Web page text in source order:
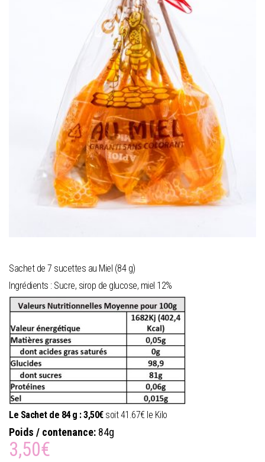
Sachet de 7 sucettes au Miel (84 g)
Ingrédients : Sucre, sirop de glucose, miel 12%
Le Sachet de 84 g : 3,50€soit 41.67€ le Kilo
Poids / contenance: 84g
3,50€